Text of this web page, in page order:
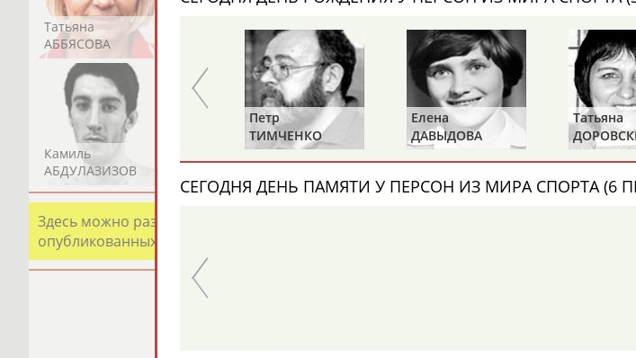
Татьяна
АББЯСОВА
АБДИКАРИМОВА
Артур
АБДРАХМАНОВ
Каримжан
АБДРАХМАНОВ
Аделя
Камиль
АБДУЛАЗИЗОВ
Камалудин
Абдула
Магомед
Здесь можно разместить информацию о хорошо известном спортсмене, тренере,
опубликованных записях. Страна должна знать своих героев! Герои спорта - это
Петр
ТИМЧЕНКО
Елена
ДАВЫДОВА
Татьяна
ДОРОВСКИХ
(САМОЛЕНКО,
СЕГОДНЯ ДЕНЬ ПАМЯТИ У ПЕРСОН ИЗ МИРА СПОРТА (6
ЛАУРИТЕНАС
Иван
Борис
Анатолий